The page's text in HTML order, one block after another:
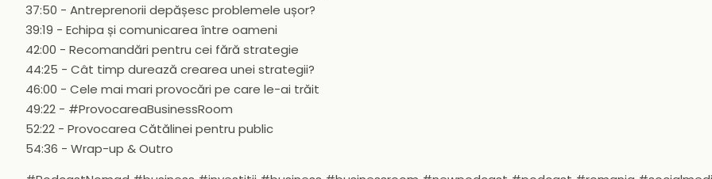
37:50 - Antreprenorii depășesc problemele ușor?
39:19 - Echipa și comunicarea între oameni
42:00 - Recomandări pentru cei fără strategie
44:25 - Cât timp durează crearea unei strategii?
46:00 - Cele mai mari provocări pe care le-ai trăit
49:22 - #ProvocareaBusinessRoom
52:22 - Provocarea Cătălinei pentru public
54:36 - Wrap-up & Outro